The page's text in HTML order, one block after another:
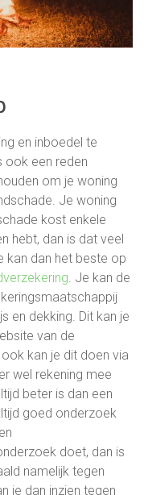
en inboedel te
ook een reden
om je woning
Je woning
kost enkele
hebt, dan is dat veel
kan dan het beste op
. Je kan de
en dekking. Dit kan je
van de
kan je dit doen via
wel rekening mee
beter is dan een
goed onderzoek
doet, dan is
namelijk tegen
je dan inzien tegen